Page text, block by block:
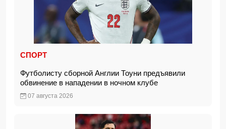
СПОРТ
Футболисту сборной Англии Тоуни предъявили
обвинение в нападении в ночном клубе
07 августа 2026